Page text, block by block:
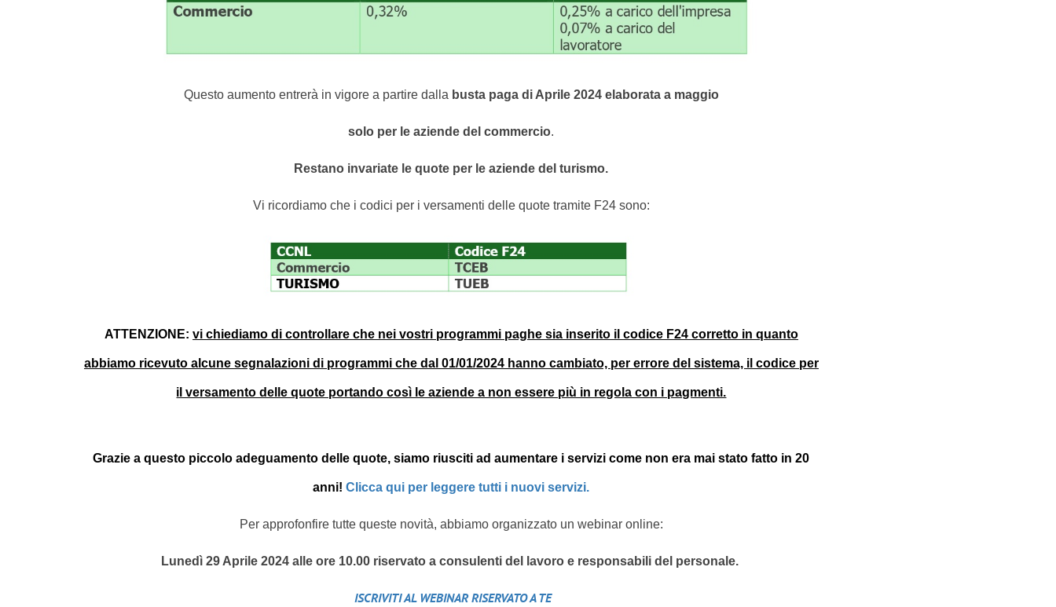
Questo aumento entrerà in vigore a partire dalla busta paga di Aprile 2024 elaborata a maggio
solo per le aziende del commercio.
Restano invariate le quote per le aziende del turismo.
Vi ricordiamo che i codici per i versamenti delle quote tramite F24 sono:
ATTENZIONE: vi chiediamo di controllare che nei vostri programmi paghe sia inserito il codice F24 corretto in quanto
abbiamo ricevuto alcune segnalazioni di programmi che dal 01/01/2024 hanno cambiato, per errore del sistema, il codice per
il versamento delle quote portando così le aziende a non essere più in regola con i pagmenti.
Grazie a questo piccolo adeguamento delle quote, siamo riusciti ad aumentare i servizi come non era mai stato fatto in 20
anni!Clicca qui per leggere tutti i nuovi servizi.
Per approfonfire tutte queste novità, abbiamo organizzato un webinar online:
Lunedì 29 Aprile 2024 alle ore 10.00 riservato a consulenti del lavoro e responsabili del personale.
ISCRIVITI AL WEBINAR RISERVATO A TE